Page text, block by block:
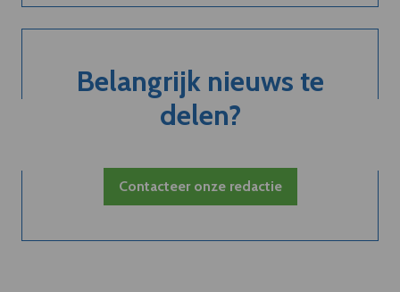
Belangrijk nieuws te
delen?
Contacteer onze redactie